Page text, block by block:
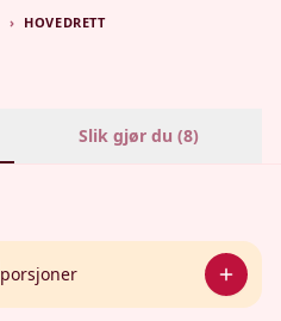
› HOVEDRETT
Slik gjør du (8)
porsjoner